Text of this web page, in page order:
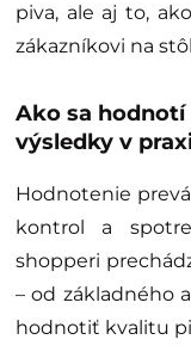
piva, ale aj to,
zákazníkovi na
Ako sa hodnotí
výsledky v
Hodnotenie
kontrol a
shopperi
– od základného
hodnotiť kvalitu